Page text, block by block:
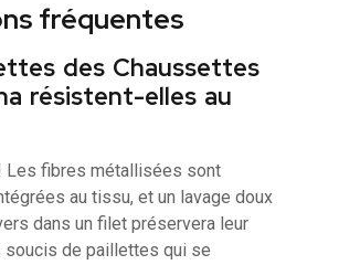
fréquentes
des Chaussettes
résistent-elles au
Les fibres métallisées sont
au tissu, et un lavage doux
dans un filet préservera leur
soucis de paillettes qui se